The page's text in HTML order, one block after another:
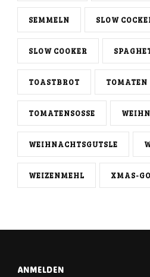
SEMMELN SLOW
SLOW COOKER
TOASTBROT TOMATEN
TOMATENSOSSE
WEIHNACHTSGUTSLE
WEIZENMEHL XMAS-
ANMELDEN